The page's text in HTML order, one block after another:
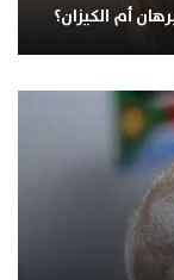
أم الكيزان؟